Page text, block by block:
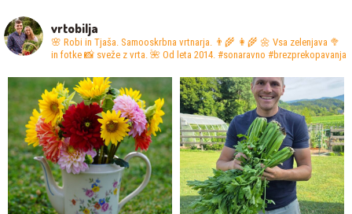
vrtobilja
🌸 Robi in Tjaša. Samooskrbna vrtnarja. 👨‍🌾 👩‍🌾 🌼 Vsa zelenjava 🥦
in fotke 📸 sveže z vrta. 🌺 Od leta 2014. #sonaravno #brezprekopavanja